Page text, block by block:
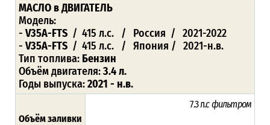
МАСЛО в ДВИГАТЕЛЬ
Модель:
- V35A-FTS / 415 л.с. / Россия / 2021-2022
- V35A-FTS / 415 л.с. / Япония / 2021-н.в.
Тип топлива: Бензин
Объём двигателя:3.4 л.
Годы выпуска:2021 - н.в.
Объём заливки
7.3 л.c фильтром